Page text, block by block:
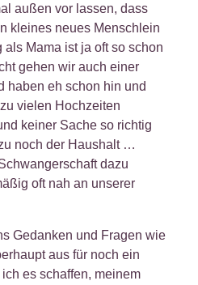
außen vor lassen, dass
kleines neues Menschlein
als Mama ist ja oft so schon
gehen wir auch einer
haben eh schon hin und
vielen Hochzeiten
keiner Sache so richtig
noch der Haushalt …
dazu
oft nah an unserer
Gedanken und Fragen wie
aus für noch ein
es schaffen, meinem